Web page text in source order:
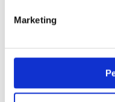
Marketing
Les millors
el servei al